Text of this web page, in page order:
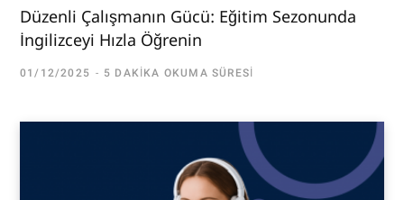
Düzenli Çalışmanın Gücü: Eğitim Sezonunda
İngilizceyi Hızla Öğrenin
01/12/2025 5 DAKIKA OKUMA SÜRESI